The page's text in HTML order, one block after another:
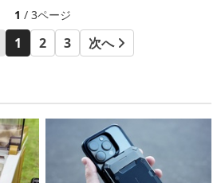
1 / 3ページ
1 2 3 次へ